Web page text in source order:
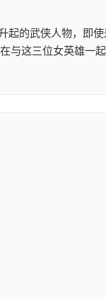
起的武侠人物，即
这三位女英雄一起